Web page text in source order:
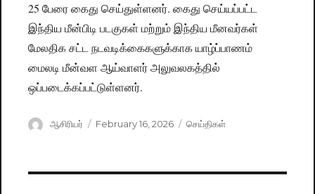
25 பேரை கைது செய்துள்ளனர். கைது செய்யப்பட்ட
இந்திய மீன்பிடி படகுகள் மற்றும் இந்திய மீனவர்கள்
மேலதிக சட்ட நடவடிக்கைகளுக்காக யாழ்ப்பாணம்
மைலடி மீன்வள ஆய்வாளர் அலுவலகத்தில்
ஒப்படைக்கப்பட்டுள்ளனர்.
Author
ஆசிரியர்
Posted
February 16, 2026 Categories
செய்திகள்